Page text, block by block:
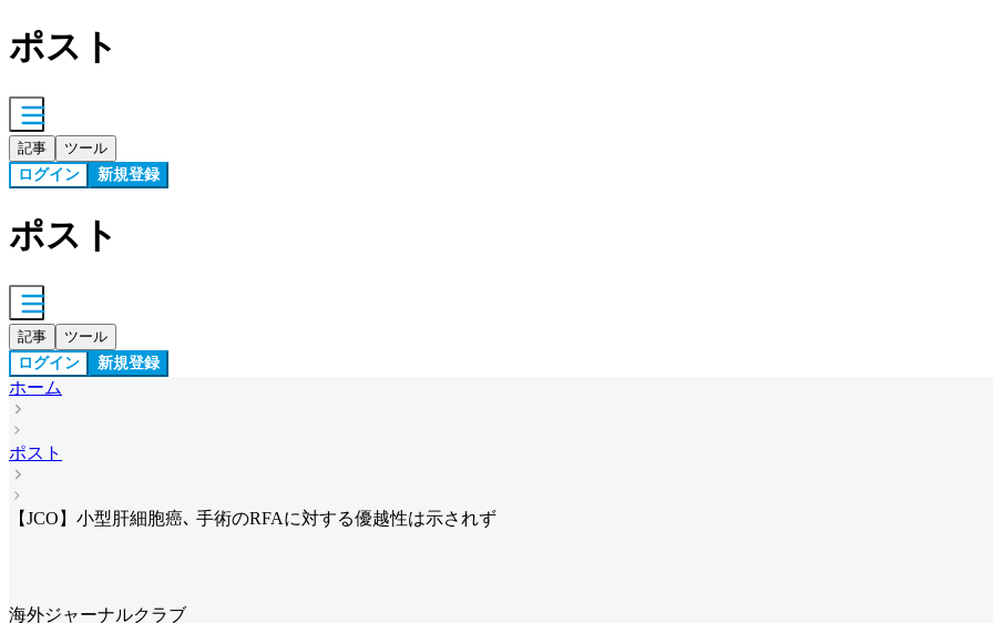
ポスト
記事 ツール
ログイン 新規登録
ポスト
記事 ツール
ログイン 新規登録
ホーム
ポスト
【JCO】小型肝細胞癌､ 手術のRFAに対する優越性は示されず
海外ジャーナルクラブ